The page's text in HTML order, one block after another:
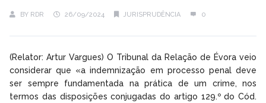
BY RDR 26/09/2024 JURISPRUDÊNCIA 0
(Relator: Artur Vargues) O Tribunal da Relação de Évora veio
considerar que «a indemnização em processo penal deve
ser sempre fundamentada na prática de um crime, nos
termos das disposições conjugadas do artigo 129.º do Cód.